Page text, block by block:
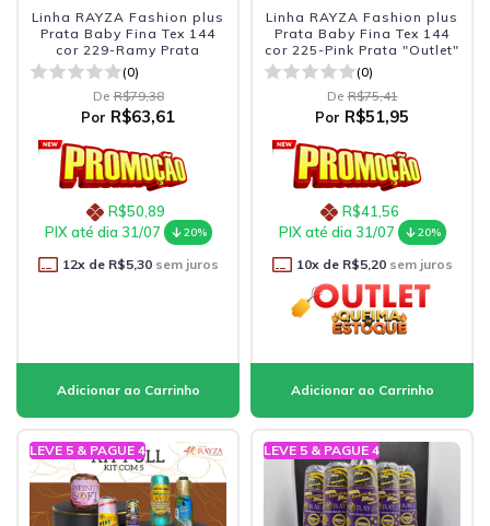
Linha RAYZA Fashion plus
Prata Baby Fina Tex 144
cor 229-Ramy Prata
(0)
De R$79,38
Por R$63,61
R$50,89
PIX até dia 31/07
20%
12x de R$5,30sem juros
Linha RAYZA Fashion plus
Prata Baby Fina Tex 144
cor 225-Pink Prata "Outlet"
(0)
De R$75,41
Por R$51,95
R$41,56
PIX até dia 31/07
20%
10x de R$5,20sem juros
LEVE 5 & PAGUE 4 LEVE 5 & PAGUE 4